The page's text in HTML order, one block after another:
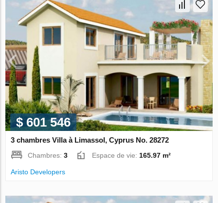
$ 601 546
3 chambres Villa à Limassol, Cyprus No. 28272
Chambres:3 Espace de vie: 165.97 m²
Aristo Developers